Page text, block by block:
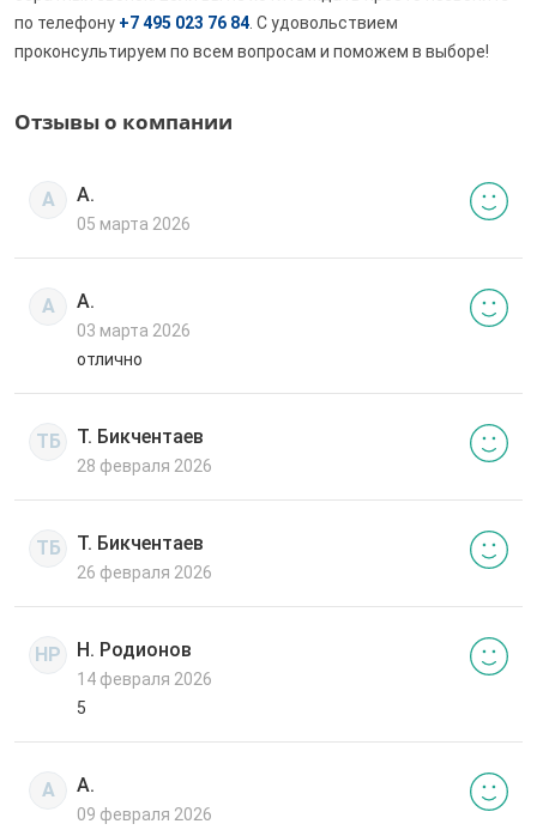
по телефону +7 495 023 76 84 . С удовольствием
проконсультируем по всем вопросам и поможем в выборе!
Отзывы о компании
А А.
05 марта 2026
А А.
03 марта 2026
отлично
ТБ Т. Бикчентаев
28 февраля 2026
ТБ Т. Бикчентаев
26 февраля 2026
НР Н. Родионов
14 февраля 2026
5
А А.
09 февраля 2026